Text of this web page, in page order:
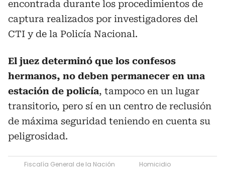
encontrada durante los procedimientos de
captura realizados por investigadores del
CTI y de la Policía Nacional.
El juez determinó que los confesos
hermanos, no deben permanecer en una
estación de policía, tampoco en un lugar
transitorio, pero sí en un centro de reclusión
de máxima seguridad teniendo en cuenta su
peligrosidad.
Fiscalía General de la Nación
Homicidio